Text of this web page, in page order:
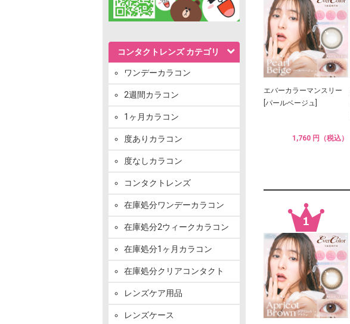
コンタクトレンズ カテゴリ
ワンデーカラコン
2週間カラコン
1ヶ月カラコン
度ありカラコン
度なしカラコン
コンタクトレンズ
在庫処分ワンデーカラコン
在庫処分2ウィークカラコン
在庫処分1ヶ月カラコン
在庫処分クリアコンタクト
レンズケア用品
レンズケース
エバーカラーマンスリー
[パールベージュ]
1,760 円（税込）